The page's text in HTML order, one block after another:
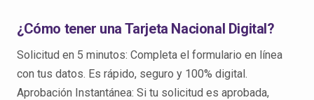
¿Cómo tener una Tarjeta Nacional Digital?
Solicitud en 5 minutos: Completa el formulario en línea
con tus datos. Es rápido, seguro y 100% digital.
Aprobación Instantánea: Si tu solicitud es aprobada,